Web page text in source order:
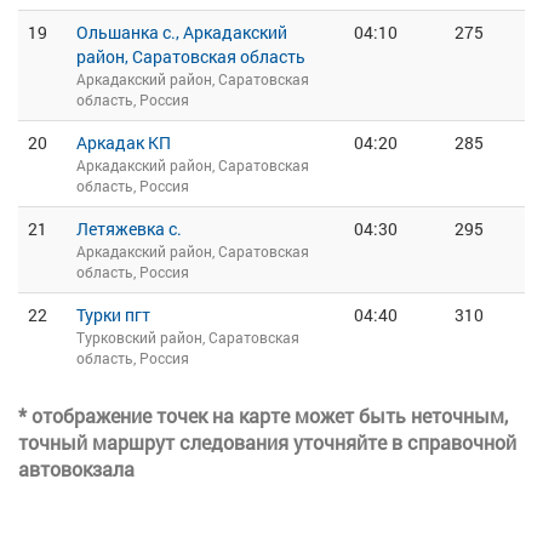
19
Ольшанка с., Аркадакский
район, Саратовская область
Аркадакский район, Саратовская
область, Россия
04:10 275
20 Аркадак КП
Аркадакский район, Саратовская
область, Россия
04:20 285
21 Летяжевка с.
Аркадакский район, Саратовская
область, Россия
04:30 295
22 Турки пгт
Турковский район, Саратовская
область, Россия
04:40 310
* отображение точек на карте может быть неточным,
точный маршрут следования уточняйте в справочной
автовокзала